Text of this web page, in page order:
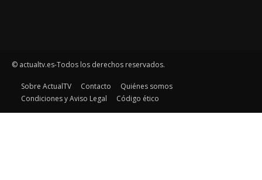
© actualtv.es-Todos los derechos reservados.
Sobre ActualTV Contacto
Quiénes somos
Condiciones y Aviso Legal
Código ético